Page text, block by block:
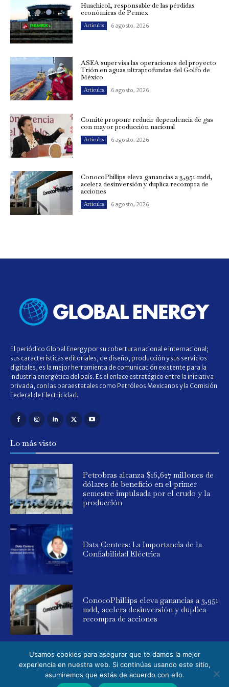
Huachicol, responsable de las pérdidas
económicas de Pemex
Artículos 6 agosto, 2026
ASEA supervisa las operaciones del proyecto
Trión en aguas ultraprofundas del Golfo de
México
Artículos 6 agosto, 2026
Comité propone reducir dependencia de gas
con mayor producción nacional
Artículos 6 agosto, 2026
ConocoPhillips eleva ganancias a 3,951 mdd,
acelera desinversión y duplica recompra de
acciones
Artículos 6 agosto, 2026
El periódico Global Energy por su cobertura nacional e internacional;
sus características editoriales, de diseño, producción y sus servicios
digitales, es la mejor herramienta de comunicación existente para la
industria energética del país. Es el enlace estratégico entre la iniciativa
privada, con las paraestatales como Petróleos Mexicanos y la Comisión
Federal de Electricidad.
Lo más visto
Petrobras alcanza $16,627 millones de
dólares de beneficio en el primer
semestre impulsada por el crudo y la
producción
Data Centers: La Importancia de la
Confiabilidad Eléctrica
ConocoPhillips eleva ganancias a 3,951
mdd, acelera desinversión y duplica
recompra de acciones
© 2025 Global Energy. Todos los derechos reservados. Powered by
Usamos cookies para asegurar que te damos la mejor
experiencia en nuestra web. Si continúas usando este sitio,
asumiremos que estás de acuerdo con ello.